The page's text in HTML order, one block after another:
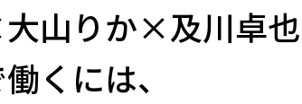
山りか×及川卓也
くには、